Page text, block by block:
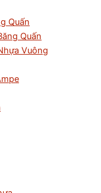
Quấn
Quấn
Vuông